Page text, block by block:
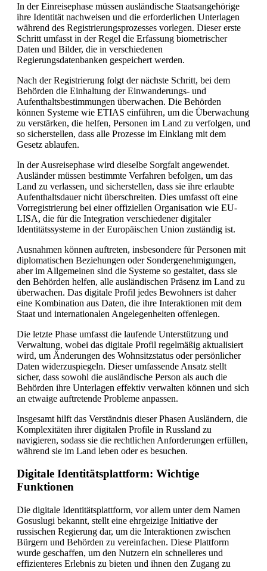
In der Einreisephase müssen ausländische Staatsangehörige
ihre Identität nachweisen und die erforderlichen Unterlagen
während des Registrierungsprozesses vorlegen. Dieser erste
Schritt umfasst in der Regel die Erfassung biometrischer
Daten und Bilder, die in verschiedenen
Regierungsdatenbanken gespeichert werden.
Nach der Registrierung folgt der nächste Schritt, bei dem
Behörden die Einhaltung der Einwanderungs- und
Aufenthaltsbestimmungen überwachen. Die Behörden
können Systeme wie ETIAS einführen, um die Überwachung
zu verstärken, die helfen, Personen im Land zu verfolgen, und
so sicherstellen, dass alle Prozesse im Einklang mit dem
Gesetz ablaufen.
In der Ausreisephase wird dieselbe Sorgfalt angewendet.
Ausländer müssen bestimmte Verfahren befolgen, um das
Land zu verlassen, und sicherstellen, dass sie ihre erlaubte
Aufenthaltsdauer nicht überschreiten. Dies umfasst oft eine
Vorregistrierung bei einer offiziellen Organisation wie EU-
LISA, die für die Integration verschiedener digitaler
Identitätssysteme in der Europäischen Union zuständig ist.
Ausnahmen können auftreten, insbesondere für Personen mit
diplomatischen Beziehungen oder Sondergenehmigungen,
aber im Allgemeinen sind die Systeme so gestaltet, dass sie
den Behörden helfen, alle ausländischen Präsenz im Land zu
überwachen. Das digitale Profil jedes Bewohners ist daher
eine Kombination aus Daten, die ihre Interaktionen mit dem
Staat und internationalen Angelegenheiten offenlegen.
Die letzte Phase umfasst die laufende Unterstützung und
Verwaltung, wobei das digitale Profil regelmäßig aktualisiert
wird, um Änderungen des Wohnsitzstatus oder persönlicher
Daten widerzuspiegeln. Dieser umfassende Ansatz stellt
sicher, dass sowohl die ausländische Person als auch die
Behörden ihre Unterlagen effektiv verwalten können und sich
an etwaige auftretende Probleme anpassen.
Insgesamt hilft das Verständnis dieser Phasen Ausländern, die
Komplexitäten ihrer digitalen Profile in Russland zu
navigieren, sodass sie die rechtlichen Anforderungen erfüllen,
während sie im Land leben oder es besuchen.
Digitale Identitätsplattform: Wichtige
Funktionen
Die digitale Identitätsplattform, vor allem unter dem Namen
Gosuslugi bekannt, stellt eine ehrgeizige Initiative der
russischen Regierung dar, um die Interaktionen zwischen
Bürgern und Behörden zu vereinfachen. Diese Plattform
wurde geschaffen, um den Nutzern ein schnelleres und
effizienteres Erlebnis zu bieten und ihnen den Zugang zu